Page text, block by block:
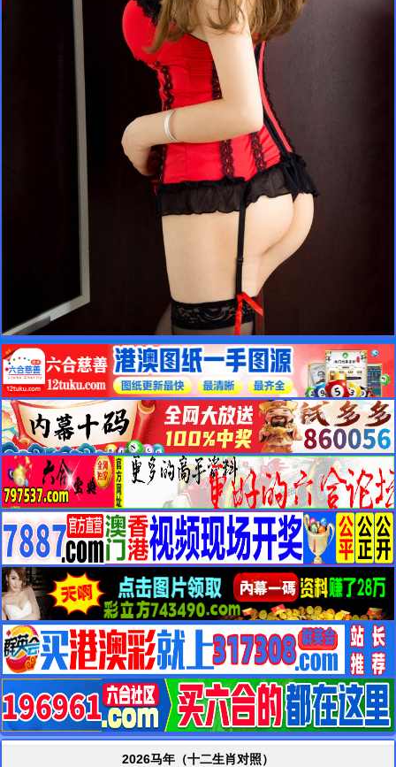
2026马年（十二生肖对照）